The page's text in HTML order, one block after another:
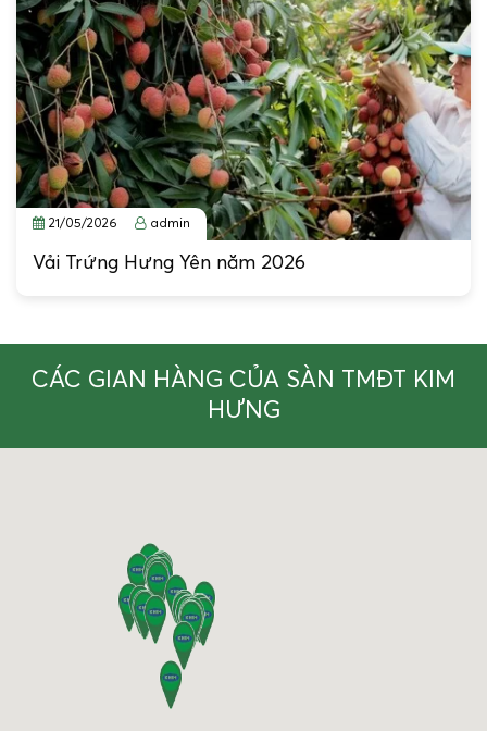
21/05/2026 admin
Vải Trứng Hưng Yên năm 2026
CÁC GIAN HÀNG CỦA SÀN TMĐT KIM
HƯNG